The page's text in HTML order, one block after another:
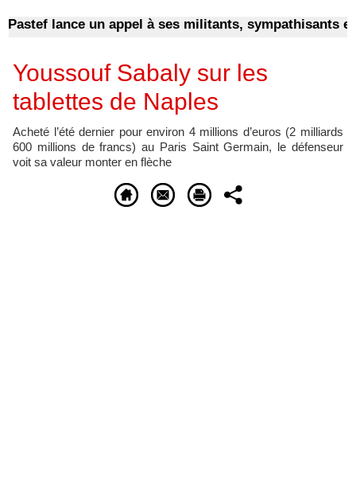
lance un appel à ses militants, sympathisants et à
Youssouf Sabaly sur les
tablettes de Naples
​Acheté l’été dernier pour environ 4 millions d’euros (2 milliards
600 millions de francs) au Paris Saint Germain, le défenseur
voit sa valeur monter en flèche